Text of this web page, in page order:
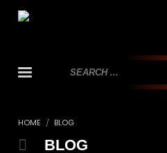
HOME BLOG
BLOG